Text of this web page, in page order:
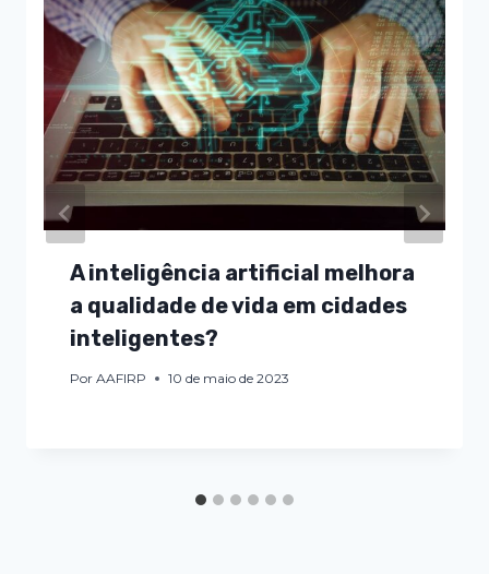
A inteligência artificial melhora
a qualidade de vida em cidades
inteligentes?
Por AAFIRP 10 de maio de 2023